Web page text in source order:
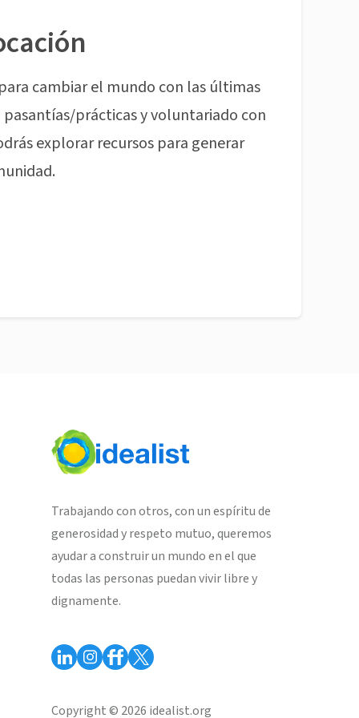
cambiar el mundo con las últimas
prácticas y voluntariado con
explorar recursos para generar
Trabajando con otros, con un espíritu de
generosidad y respeto mutuo, queremos
ayudar a construir un mundo en el que
todas las personas puedan vivir libre y
dignamente.
Copyright © 2026 idealist.org